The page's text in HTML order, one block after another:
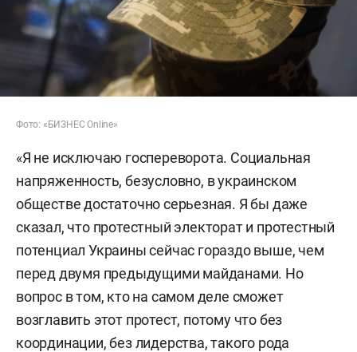
Фото: «БИЗНЕС Online»
«Я не исключаю госпереворота. Социальная
напряженность, безусловно, в украинском
обществе достаточно серьезная. Я бы даже
сказал, что протестный электорат и протестный
потенциал Украины сейчас гораздо выше, чем
перед двумя предыдущими майданами. Но
вопрос в том, кто на самом деле сможет
возглавить этот протест, потому что без
координации, без лидерства, такого рода